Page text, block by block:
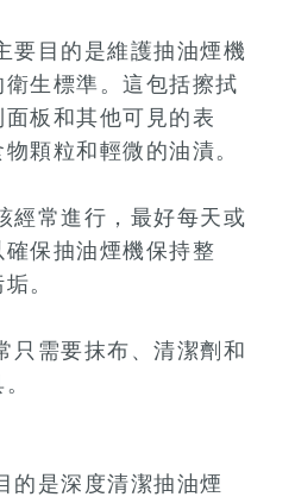
要目的是維護抽油煙機
生標準。這包括擦拭
板和其他可見的表
顆粒和輕微的油漬。
經常進行，最好每天或
保抽油煙機保持整
。
只需要抹布、清潔劑和
的是深度清潔抽油煙